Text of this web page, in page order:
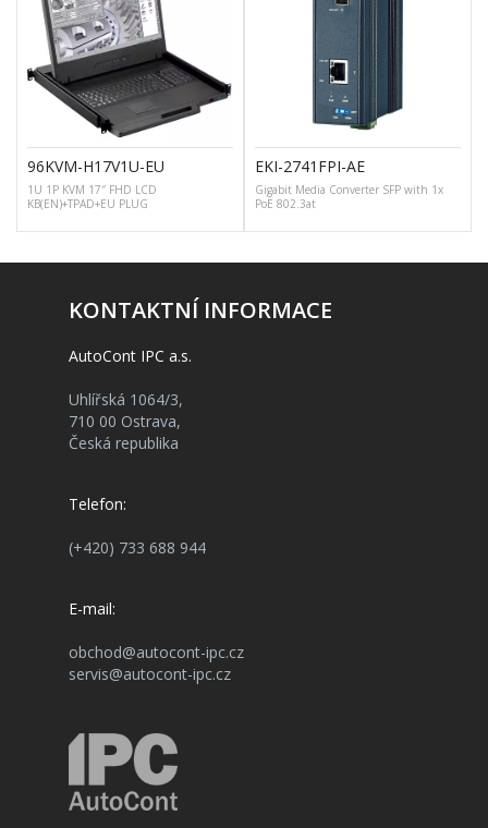
96KVM-H17V1U-EU
1U 1P KVM 17″ FHD LCD
KB(EN)+TPAD+EU PLUG
EKI-2741FPI-AE
Gigabit Media Converter SFP with 1x
PoE 802.3at
KONTAKTNÍ INFORMACE
AutoCont IPC a.s.
Uhlířská 1064/3,
710 00 Ostrava,
Česká republika
Telefon:
(+420) 733 688 944
E-mail:
obchod@autocont-ipc.cz
servis@autocont-ipc.cz